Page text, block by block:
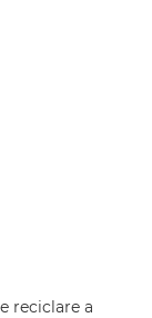
reciclare a